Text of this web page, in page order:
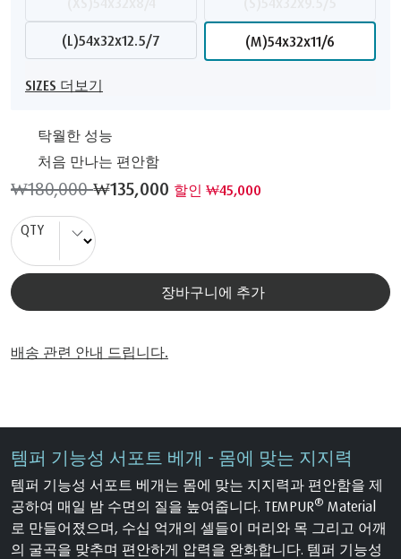
(L)54x32x12.5/7 (M)54x32x11/6
SIZES 더보기
탁월한 성능
처음 만나는 편안함
₩180,000₩135,000 할인 ₩45,000
QTY
장바구니에 추가
배송 관련 안내 드립니다.
템퍼 기능성 서포트 베개 - 몸에 맞는 지지력
템퍼 기능성 서포트 베개는 몸에 맞는 지지력과 편안함을 제
공하여 매일 밤 수면의 질을 높여줍니다. TEMPUR® Material
로 만들어졌으며, 수십 억개의 셀들이 머리와 목 그리고 어깨
의 굴곡을 맞추며 편안하게 압력을 완화합니다. 템퍼 기능성